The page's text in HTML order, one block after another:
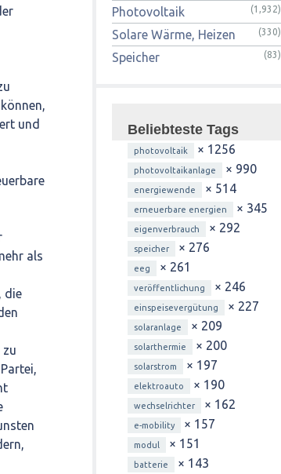
und
als
die
zu
Photovoltaik (1,932)
Solare Wärme, Heizen (330)
Speicher (83)
Beliebteste Tags
photovoltaik × 1256
photovoltaikanlage × 990
energiewende × 514
erneuerbare energien × 345
eigenverbrauch × 292
speicher × 276
eeg × 261
veröffentlichung × 246
einspeisevergütung × 227
solaranlage × 209
solarthermie × 200
solarstrom × 197
elektroauto × 190
wechselrichter × 162
e-mobility × 157
modul × 151
batterie × 143